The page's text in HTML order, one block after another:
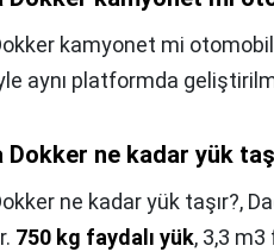
kamyonet mi
aynı platformda
Dokker ne kadar yük
ne kadar yük taşır?,
750 kg faydalı yük, 3,3 m3